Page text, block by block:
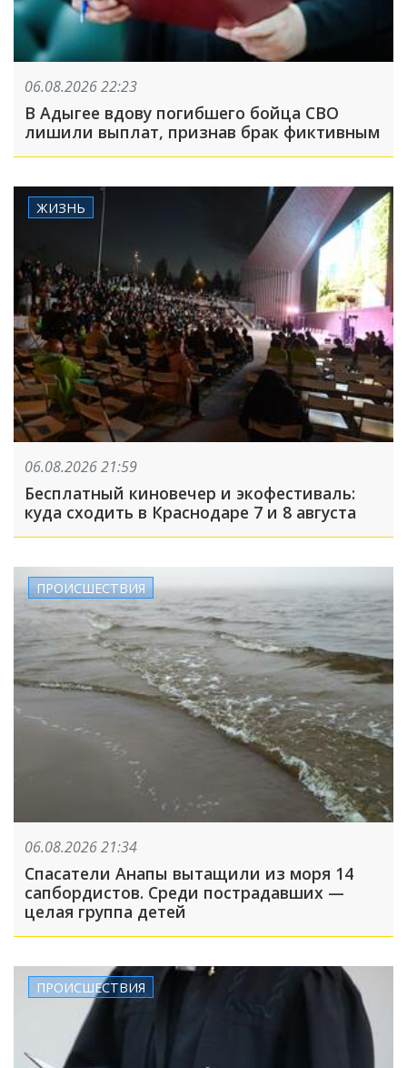
06.08.2026 22:23
В Адыгее вдову погибшего бойца СВО
лишили выплат, признав брак фиктивным
ЖИЗНЬ
06.08.2026 21:59
Бесплатный киновечер и экофестиваль:
куда сходить в Краснодаре 7 и 8 августа
ПРОИСШЕСТВИЯ
06.08.2026 21:34
Спасатели Анапы вытащили из моря 14
сапбордистов. Среди пострадавших —
целая группа детей
ПРОИСШЕСТВИЯ